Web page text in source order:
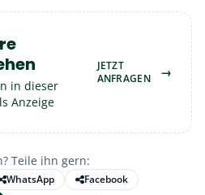
in dieser
Anzeige
JETZT
ANFRAGEN
→
Teile ihn gern:
WhatsApp
Facebook